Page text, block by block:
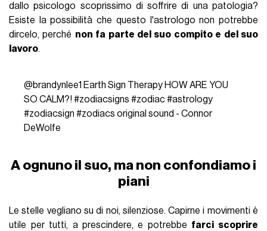
dallo psicologo scoprissimo di soffrire di una patologia?
Esiste la possibilità che questo l'astrologo non potrebbe
dircelo, perché non fa parte del suo compito e del suo
lavoro.
@brandynlee1 Earth Sign Therapy HOW ARE YOU
SO CALM?! #zodiacsigns #zodiac#astrology
#zodiacsign #zodiacs original sound - Connor
DeWolfe
A ognuno il suo, ma non confondiamo i
piani
Le stelle vegliano su di noi, silenziose. Capirne i movimenti è
utile per tutti, a prescindere, e potrebbe farci scoprire